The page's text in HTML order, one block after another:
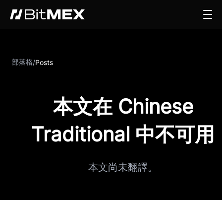
部落格/Posts
本文在 Chinese
Traditional 中不可用
本文尚未翻譯。